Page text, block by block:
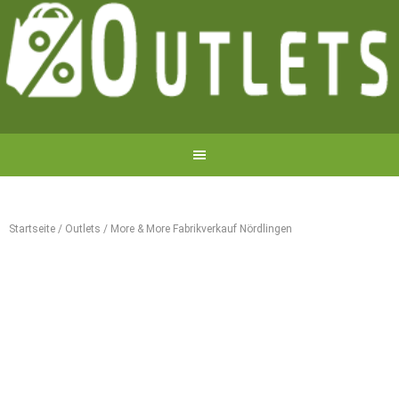
Startseite / Outlets / More & More Fabrikverkauf Nördlingen